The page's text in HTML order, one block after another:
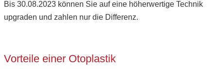
Bis 30.08.2023 können Sie auf eine höherwertige Technik
upgraden und zahlen nur die Differenz.
Vorteile einer Otoplastik